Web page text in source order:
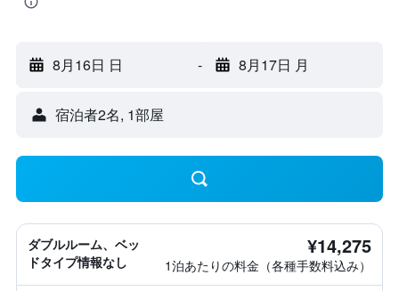
8月16日 日 - 8月17日 月
宿泊者2名, 1​部屋
ダブルルーム、ベッ
ドタイプ情報なし
¥14,275
1泊あたりの料金（各種手数料込み）